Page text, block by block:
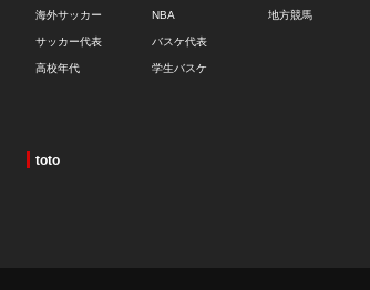
海外サッカー
サッカー代表
高校年代
NBA
バスケ代表
学生バスケ
地方競馬
toto